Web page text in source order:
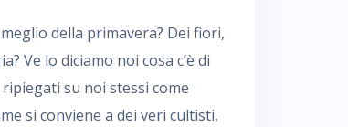
della primavera? Dei fiori,
Ve lo diciamo noi cosa c’è di
su noi stessi come
si conviene a dei veri cultisti,